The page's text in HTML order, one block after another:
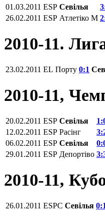
01.03.2011 ESP Севілья
26.02.2011 ESP Атлетіко М
2010-11.
23.02.2011 EL Порту 0:1
2010-11,
20.02.2011 ESP Севілья
12.02.2011 ESP Расінг
06.02.2011 ESP Севілья
29.01.2011 ESP Депортіво
2010-11,
26.01.2011 ESPC Севілья 0:1